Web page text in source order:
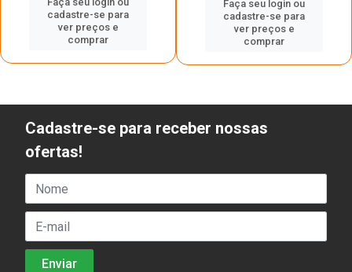
cadastre-se para
ver preços e
comprar
Faça seu login ou
cadastre-se para
ver preços e
comprar
Cadastre-se para receber nossas
ofertas!